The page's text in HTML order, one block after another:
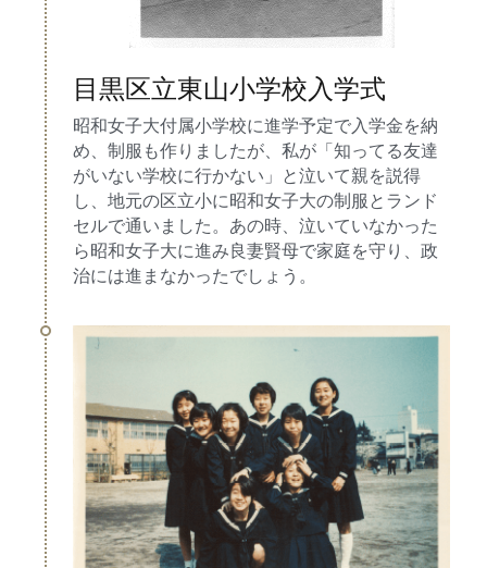
目黒区立東山小学校入学式
昭和女子大付属小学校に進学予定で入学金を納
め、制服も作りましたが、私が「知ってる友達
がいない学校に行かない」と泣いて親を説得
し、地元の区立小に昭和女子大の制服とランド
セルで通いました。あの時、泣いていなかった
ら昭和女子大に進み良妻賢母で家庭を守り、政
治には進まなかったでしょう。